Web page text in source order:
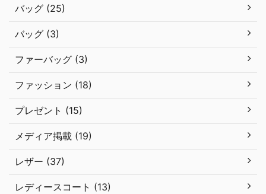
バッグ (25)
バッグ (3)
ファーバッグ (3)
ファッション (18)
プレゼント (15)
メディア掲載 (19)
レザー (37)
レディースコート (13)